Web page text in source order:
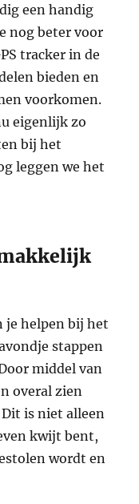
een handig
nog beter voor
tracker in de
bieden en
voorkomen.
eigenlijk zo
bij het
leggen we het
je helpen bij het
stappen
middel van
overal zien
is niet alleen
kwijt bent,
wordt en